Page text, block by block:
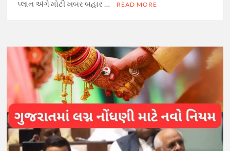
પ્લાન અંગે મોટી ખબર બહાર … READ MORE